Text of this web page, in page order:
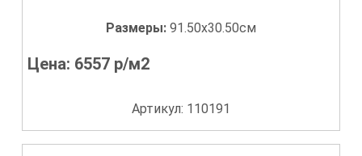
Размеры: 91.50x30.50см
Цена: 6557 р/м2
Артикул: 110191